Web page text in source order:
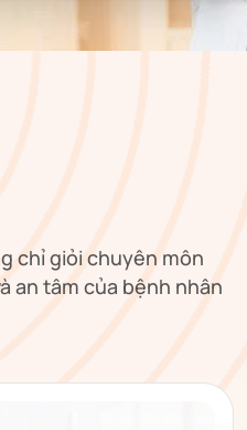
chỉ giỏi chuyên môn
an tâm của bệnh nhân